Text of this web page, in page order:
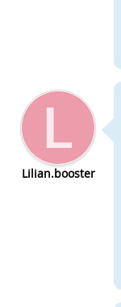
Lilian.booster